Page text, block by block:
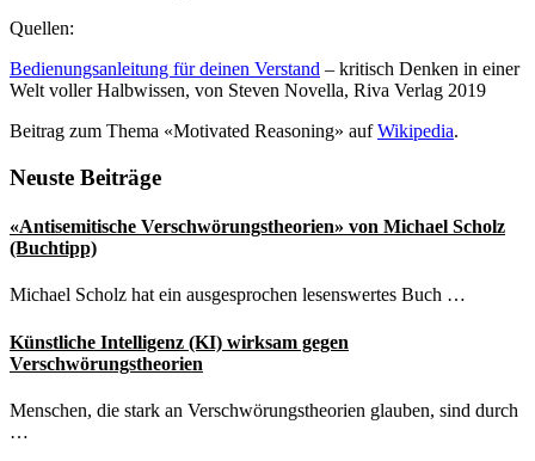
Quellen:
Bedienungsanleitung für deinen Verstand – kritisch Denken in einer
Welt voller Halbwissen, von Steven Novella, Riva Verlag 2019
Beitrag zum Thema «Motivated Reasoning» aufWikipedia.
Seitenspalte
Neuste Beiträge
«Antisemitische Verschwörungstheorien» von Michael Scholz
(Buchtipp)
Michael Scholz hat ein ausgesprochen lesenswertes Buch …
Künstliche Intelligenz (KI) wirksam gegen
Verschwörungstheorien
Menschen, die stark an Verschwörungstheorien glauben, sind durch
…